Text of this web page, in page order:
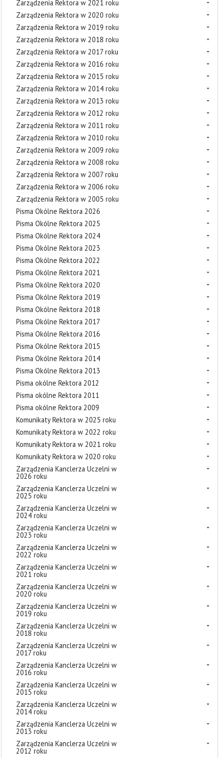
Zarządzenia Rektora w 2021 roku
Zarządzenia Rektora w 2020 roku
Zarządzenia Rektora w 2019 roku
Zarządzenia Rektora w 2018 roku
Zarządzenia Rektora w 2017 roku
Zarządzenia Rektora w 2016 roku
Zarządzenia Rektora w 2015 roku
Zarządzenia Rektora w 2014 roku
Zarządzenia Rektora w 2013 roku
Zarządzenia Rektora w 2012 roku
Zarządzenia Rektora w 2011 roku
Zarządzenia Rektora w 2010 roku
Zarządzenia Rektora w 2009 roku
Zarządzenia Rektora w 2008 roku
Zarządzenia Rektora w 2007 roku
Zarządzenia Rektora w 2006 roku
Zarządzenia Rektora w 2005 roku
Pisma Okólne Rektora 2026
Pisma Okólne Rektora 2025
Pisma Okólne Rektora 2024
Pisma Okólne Rektora 2023
Pisma Okólne Rektora 2022
Pisma Okólne Rektora 2021
Pisma Okólne Rektora 2020
Pisma Okólne Rektora 2019
Pisma Okólne Rektora 2018
Pisma Okólne Rektora 2017
Pisma Okólne Rektora 2016
Pisma Okólne Rektora 2015
Pisma Okólne Rektora 2014
Pisma Okólne Rektora 2013
Pisma okólne Rektora 2012
Pisma okólne Rektora 2011
Pisma okólne Rektora 2009
Komunikaty Rektora w 2025 roku
Komunikaty Rektora w 2022 roku
Komunikaty Rektora w 2021 roku
Komunikaty Rektora w 2020 roku
Zarządzenia Kanclerza Uczelni w
2026 roku
Zarządzenia Kanclerza Uczelni w
2025 roku
Zarządzenia Kanclerza Uczelni w
2024 roku
Zarządzenia Kanclerza Uczelni w
2023 roku
Zarządzenia Kanclerza Uczelni w
2022 roku
Zarządzenia Kanclerza Uczelni w
2021 roku
Zarządzenia Kanclerza Uczelni w
2020 roku
Zarządzenia Kanclerza Uczelni w
2019 roku
Zarządzenia Kanclerza Uczelni w
2018 roku
Zarządzenia Kanclerza Uczelni w
2017 roku
Zarządzenia Kanclerza Uczelni w
2016 roku
Zarządzenia Kanclerza Uczelni w
2015 roku
Zarządzenia Kanclerza Uczelni w
2014 roku
Zarządzenia Kanclerza Uczelni w
2013 roku
Zarządzenia Kanclerza Uczelni w
2012 roku